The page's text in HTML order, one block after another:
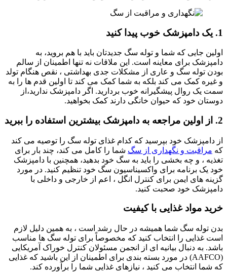
1. یک دامپزشک خوب پیدا کنید
اولین جایی که شما و توله سگ جدیدتان باید با هم بروید، به
دامپزشک برای معاینه است. این ملاقات نه تنها اطمینان از سالم
بودن توله سگ و عاری از مشکلات جدی بهداشتی ، نقص هنگام تولد
و غیره کمک می کند بلکه به شما کمک می کند تا اولین قدم ها را به
سمت یک روال پیشگیرانه خوب بردارید. اگر دامپزشک ندارید،از
دوستان خود که حیوان خانگی دارند کمک بخواهید.
2. از اولین مراجعه به دامپزشک بیشترین استفاده را ببرید
از دامپزشک خود بپرسید که کدام غذای توله سگ را توصیه می کند
که مراقبت و نگهداری از سگ شما را کامل می کند، چند بار برای
تغذیه ، و چه بخشی را باید به سگ خود بدهید، همچنین با دامپزشک
خود یک برنامه برای واکسیناسیون سگ خود تنظیم کنید. در مورد
گزینه های ایمن برای کنترل انگل ، اعم از خارجی و داخلی با
دامپزشک خود صحبت کنید.
خرید مواد غذایی با کیفیت
بدن توله سگ شما همیشه در حال رشد است ، به همین دلیل لازم
است غذایی را انتخاب کنید که مخصوصاً برای توله سگ ها مناسب
باشد. به دنبال بیانیه ای از انجمن مسئولان کنترل خوراک آمریکایی
(AAFCO) در مورد بسته بندی برای اطمینان از این باشید که غذایی
که شما انتخاب می کنید ، نیازهای غذایی شما را برآورده کند.